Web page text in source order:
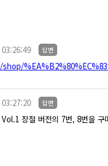
답변
답변
장절 버전의 7번, 8번을 구